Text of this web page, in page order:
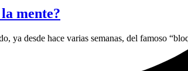
mente?
ya desde hace varias semanas, del famoso